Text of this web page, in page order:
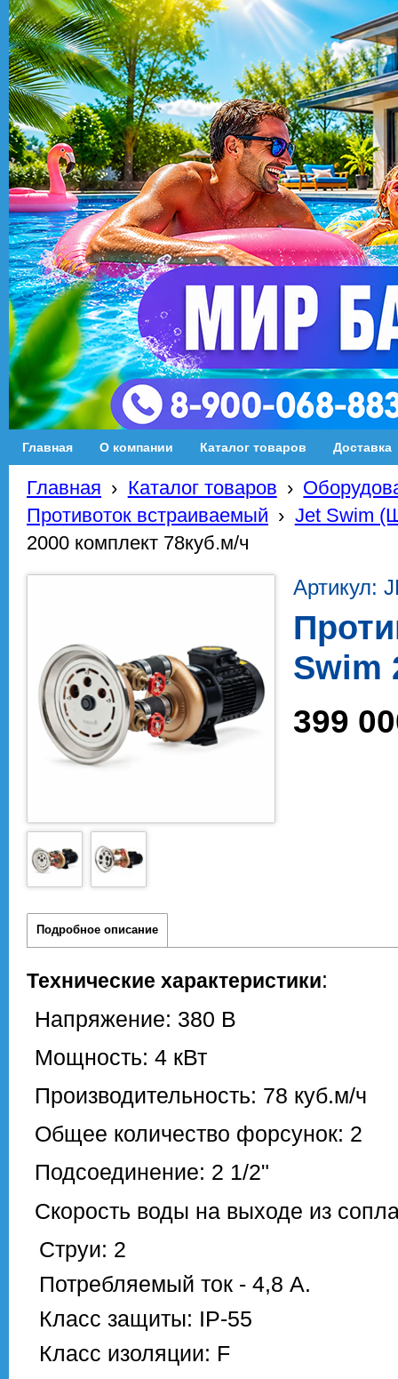
Главная О компании Каталог товаров Доставка
Главная › Каталог товаров ›
Противоток встраиваемый › Jet Swim
2000 комплект 78куб.м/ч
Артикул:
Swim
399
Подробное описание
Технические характеристики:
Напряжение: 380 В
Мощность: 4 кВт
Производительность: 78 куб.м/ч
Общее количество форсунок: 2
Подсоединение: 2 1/2"
Скорость воды на выходе из
Струи: 2
Потребляемый ток - 4,8 А.
Класс защиты: IP-55
Класс изоляции: F